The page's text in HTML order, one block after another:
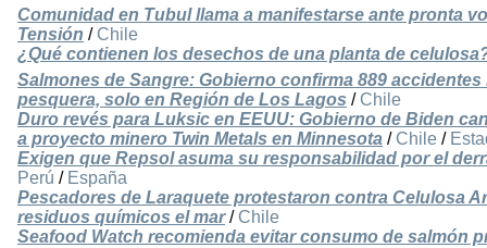
Comunidad en Tubul llama a manifestarse ante pronta
Tensión / Chile
¿Qué contienen los desechos de una planta de
Salmones de Sangre: Gobierno confirma 889
pesquera, solo en Región de Los Lagos / Chile
Duro revés para Luksic en EEUU: Gobierno de Biden
a proyecto minero Twin Metals en Minnesota / Chile /
Exigen que Repsol asuma su responsabilidad por el
Perú / España
Pescadores de Laraquete protestaron contra Celulosa
residuos químicos el mar/ Chile
Seafood Watch recomienda evitar consumo de salmón